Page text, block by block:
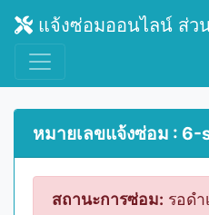
แจ้งซ่อมออนไลน์ ส่
หมายเลขแจ้งซ่อม :
สถานะการซ่อม: รอด